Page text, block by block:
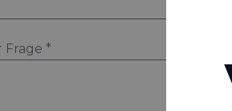
Frage *